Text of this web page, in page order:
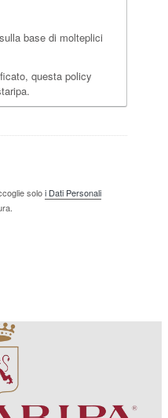
base di molteplici
questa policy
soloi Dati Personali